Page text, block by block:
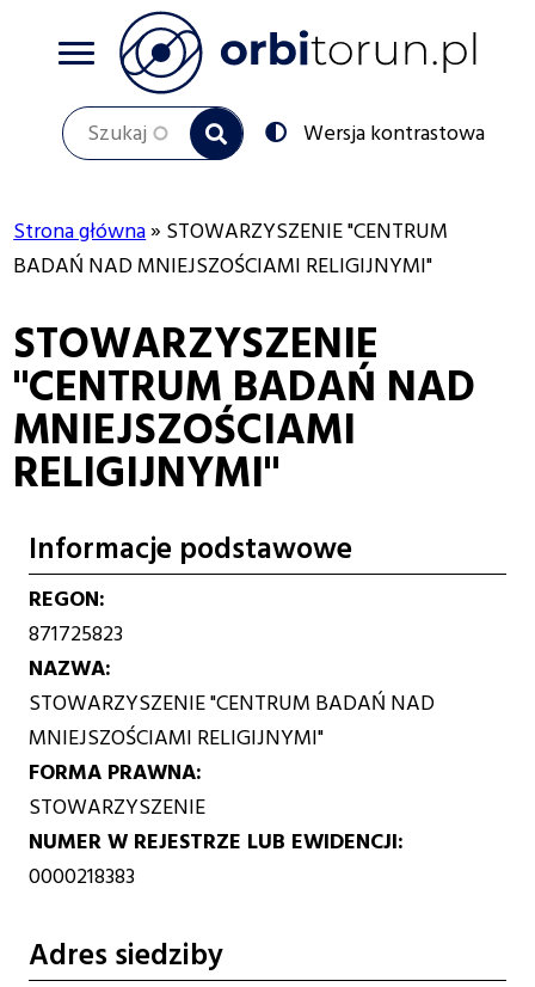
Szukaj
Przełącz
na:
Wersja kontrastowa
Ścieżka
nawigacyjna
Strona główna
STOWARZYSZENIE "CENTRUM
BADAŃ NAD MNIEJSZOŚCIAMI RELIGIJNYMI"
STOWARZYSZENIE
"CENTRUM BADAŃ NAD
MNIEJSZOŚCIAMI
RELIGIJNYMI"
Informacje podstawowe
REGON
871725823
NAZWA
STOWARZYSZENIE "CENTRUM BADAŃ NAD
MNIEJSZOŚCIAMI RELIGIJNYMI"
FORMA PRAWNA
STOWARZYSZENIE
NUMER W REJESTRZE LUB EWIDENCJI
0000218383
Adres siedziby